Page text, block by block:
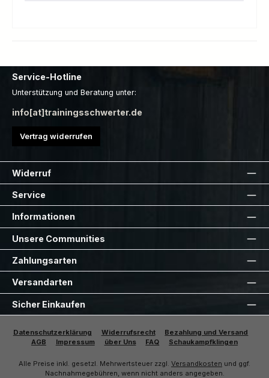
Service-Hotline
Unterstützung und Beratung unter:
info[at]trainingsschwerter.de
Vertrag widerrufen
Widerruf
Service
Informationen
Unsere Communities
Zahlungsarten
Versandarten
Sicher Einkaufen
Datenschutzerklärung Widerrufsrecht
Bezahlung und Versand
AGB
Impressum über Uns FAQ Schaukampfklingen
Alle Preise inkl. gesetzl. Mehrwertsteuer zzgl. Versandkosten und ggf.
Nachnahmegebühren, wenn nicht anders angegeben.